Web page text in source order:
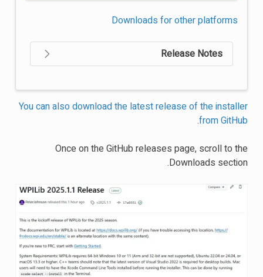
Downloads for other platforms
Release Notes
You can also download the latest release of the installer
from GitHub
.
Once on the GitHub releases page, scroll to the
Downloads section.